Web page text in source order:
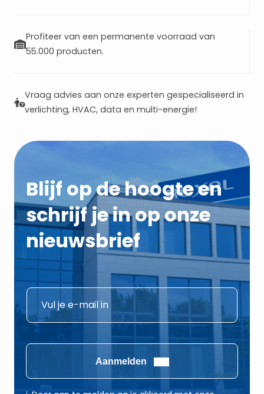
Profiteer van een permanente voorraad van
55.000 producten.
Vraag advies aan onze experten gespecialiseerd in
verlichting, HVAC, data en multi-energie!
Blijf op de hoogte en
schrijf je in op onze
nieuwsbrief
E
m
l
*
E
m
a
l
Aanmelden